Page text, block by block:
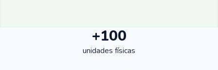
+100
unidades físicas